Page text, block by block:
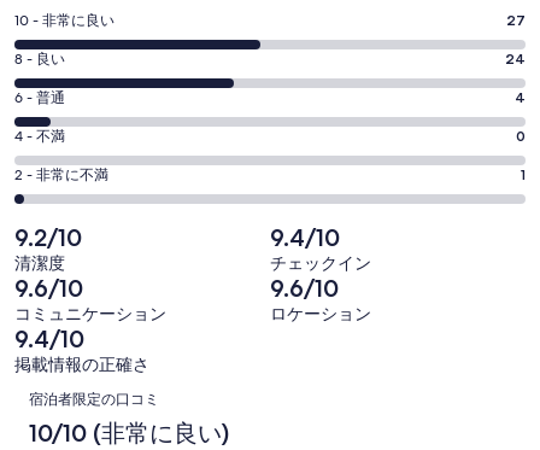
い
ウ
ィ
ン
ド
ウ
で
開
く
評
価
10
-
56
件
の
口
コ
ミ
中
27
件
が
非
常
10 - 非常に良い 27
評
価
8
-
56
件
口
コ
ミ
中
24
件
が
良
8 - 良い 24
評
価
6
-
56
件
の
口
コ
ミ
中
件
6 - 普通 4
評
価
4
56
件
の
口
コ
ミ
中
4 - 不満 0
評
価
2
-
56
件
の
口
ミ
2 - 非常に不満 1
9.2/10
清潔度
9.4/10
チェックイン
9.6/10
コミュニケーション
9.6/10
ロケーション
9.4/10
掲載情報の正確さ
口
コ
宿泊者限定の口コミ
10/10 (非常に良い)